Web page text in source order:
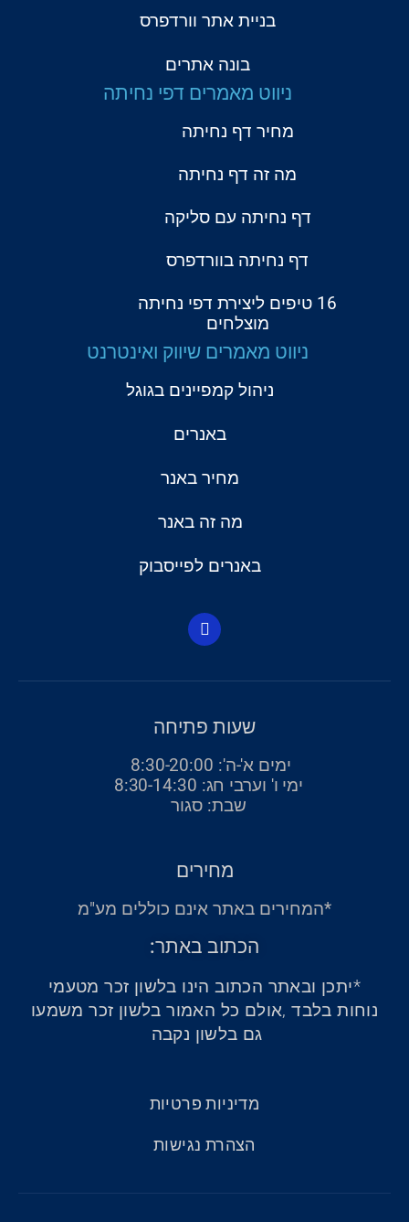
בניית אתר וורדפרס
בונה אתרים
ניווט מאמרים דפי נחיתה
מחיר דף נחיתה
מה זה דף נחיתה
דף נחיתה עם סליקה
דף נחיתה בוורדפרס
16 טיפים ליצירת דפי נחיתה
מוצלחים
ניווט מאמרים שיווק ואינטרנט
ניהול קמפיינים בגוגל
באנרים
מחיר באנר
מה זה באנר
באנרים לפייסבוק
F
a
b
o
k
f
שעות פתיחה
ימים א'-ה': 8:30-20:00
ימי ו' וערבי חג: 8:30-14:30
שבת: סגור
מחירים
*המחירים באתר אינם כוללים מע"מ
הכתוב באתר:
*יתכן ובאתר הכתוב הינו בלשון זכר מטעמי
נוחות בלבד ,אולם כל האמור בלשון זכר משמעו
גם בלשון נקבה
מדיניות פרטיות
הצהרת נגישות